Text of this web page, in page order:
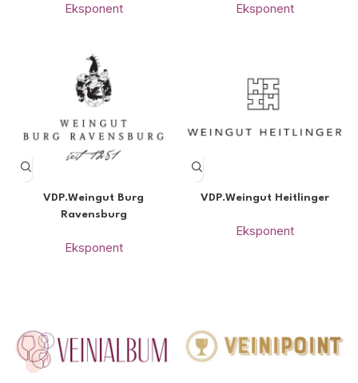
Eksponent Eksponent
VDP.Weingut Burg
Ravensburg
Eksponent
VDP.Weingut Heitlinger
Eksponent